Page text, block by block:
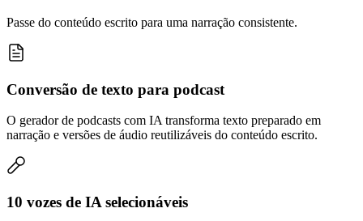
Passe do conteúdo escrito para uma narração consistente.
Conversão de texto para podcast
O gerador de podcasts com IA transforma texto preparado em
narração e versões de áudio reutilizáveis do conteúdo escrito.
10 vozes de IA selecionáveis